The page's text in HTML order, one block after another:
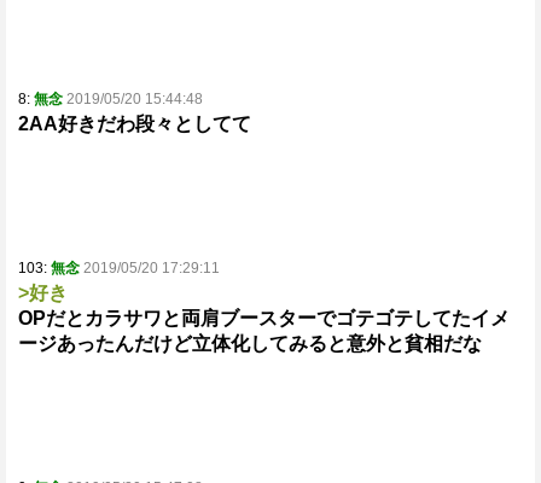
8: 無念 2019/05/20 15:44:48
2AA好きだわ段々としてて
103: 無念 2019/05/20 17:29:11
>好き
OPだとカラサワと両肩ブースターでゴテゴテしてたイメ
ージあったんだけど立体化してみると意外と貧相だな